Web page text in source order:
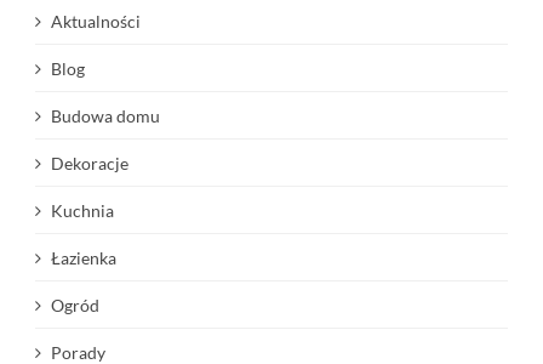
Aktualności
Blog
Budowa domu
Dekoracje
Kuchnia
Łazienka
Ogród
Porady